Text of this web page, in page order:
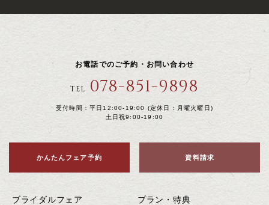
お電話でのご予約・お問い合わせ
TEL 078-851-9898
受付時間：平日12:00-19:00 (定休日：月曜火曜日)
土日祝9:00-19:00
かんたんフェア予約 資料請求
ブライダルフェア プラン・特典